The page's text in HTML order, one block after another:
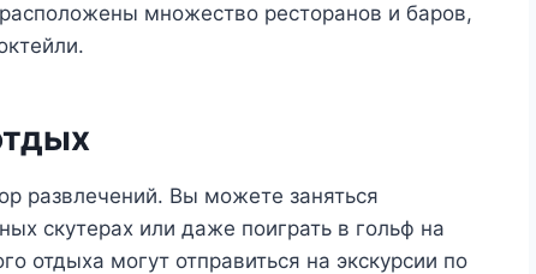
множество ресторанов и баров,
развлечений. Вы можете заняться
скутерах или даже поиграть в гольф на
отдыха могут отправиться на экскурсии по